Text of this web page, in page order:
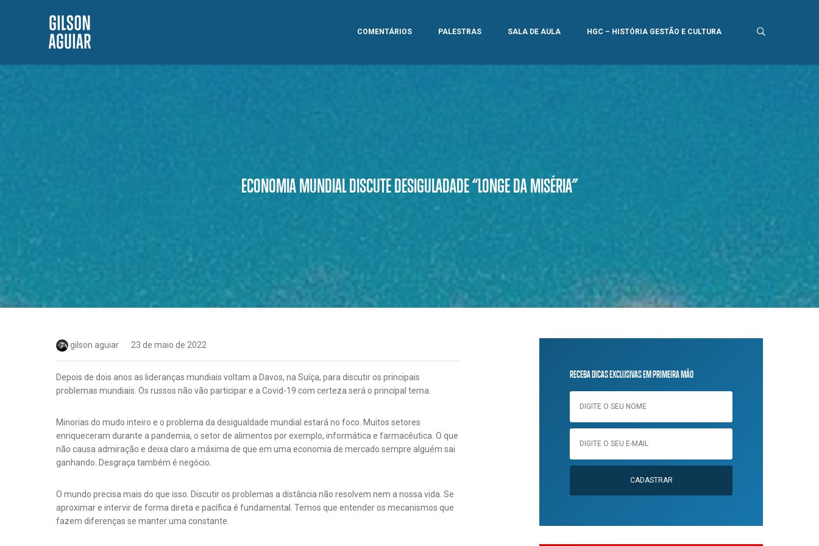
COMENTÁRIOS PALESTRAS SALA DE AULA HGC – HISTÓRIA GESTÃO E CULTURA
ECONOMIA MUNDIAL DISCUTE DESIGULADADE “LONGE DA MISÉRIA”
gilson aguiar 23 de maio de 2022
Depois de dois anos as lideranças mundiais voltam a Davos, na Suíça, para discutir os principais
problemas mundiais. Os russos não vão participar e a Covid-19 com certeza será o principal tema.
Minorias do mudo inteiro e o problema da desigualdade mundial estará no foco. Muitos setores
enriqueceram durante a pandemia, o setor de alimentos por exemplo, informática e farmacêutica. O que
não causa admiração e deixa claro a máxima de que em uma economia de mercado sempre alguém sai
ganhando. Desgraça também é negócio.
O mundo precisa mais do que isso. Discutir os problemas a distância não resolvem nem a nossa vida. Se
aproximar e intervir de forma direta e pacífica é fundamental. Temos que entender os mecanismos que
fazem diferenças se manter uma constante.
RECEBA DICAS EXCLUSIVAS EM PRIMEIRA MÃO
CADASTRAR